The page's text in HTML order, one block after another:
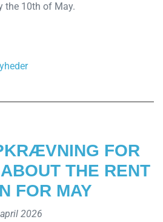
the 10th of May.
FOR
THE RENT
FOR MAY
2026